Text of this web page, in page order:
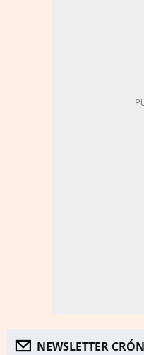
NEWSLETTER